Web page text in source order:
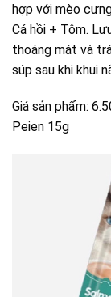
hợp với mèo
Cá hồi + Tôm.
thoáng mát và
súp sau khi khui
Giá sản phẩm:
Peien 15g